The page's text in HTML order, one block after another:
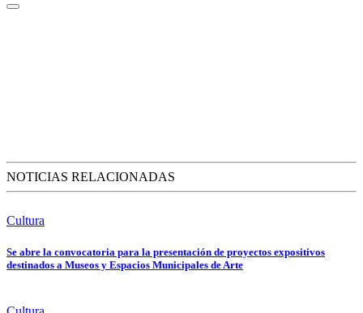
NOTICIAS RELACIONADAS
Cultura
Se abre la convocatoria para la presentación de proyectos expositivos
destinados a Museos y Espacios Municipales de Arte